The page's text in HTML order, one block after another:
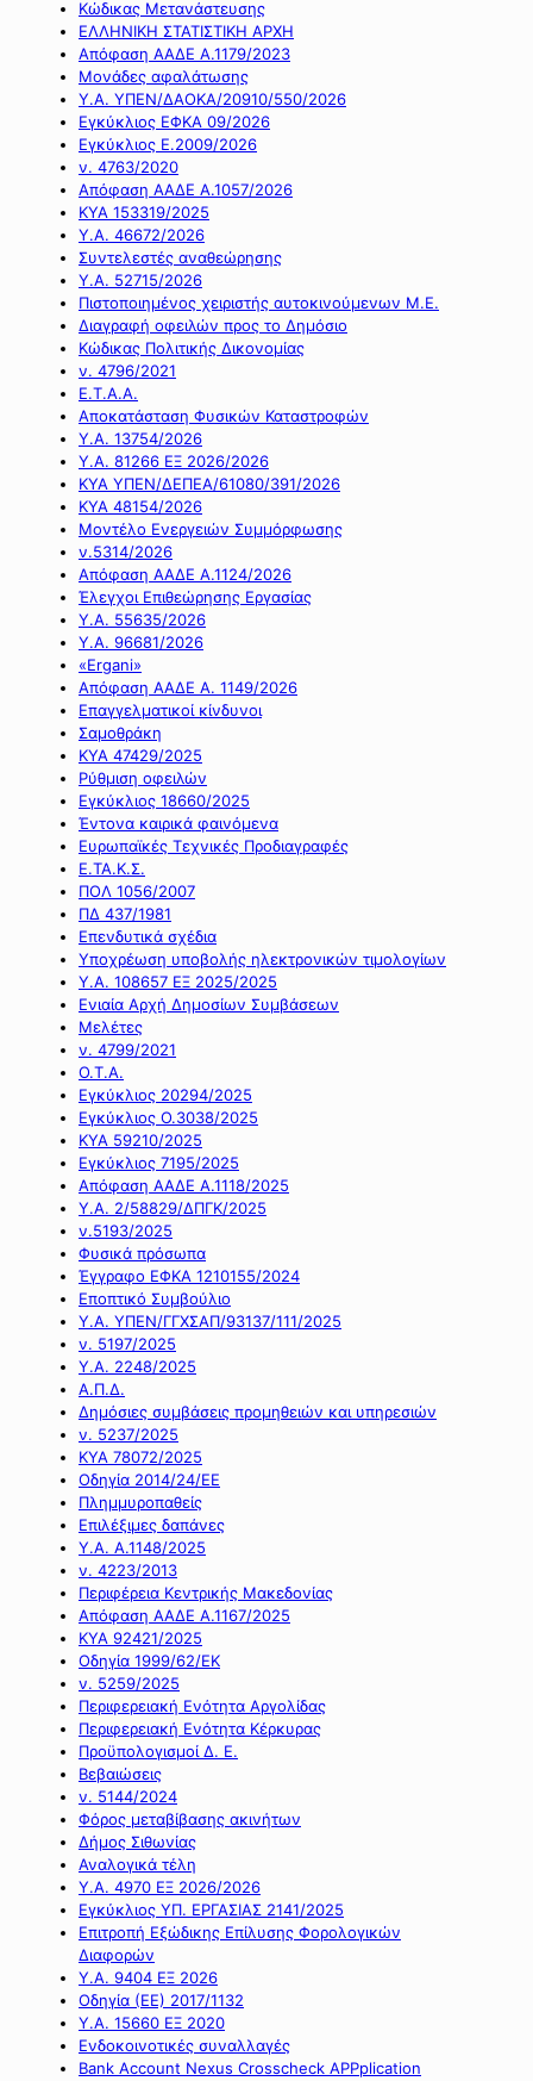
Κώδικας Μετανάστευσης
ΕΛΛΗΝΙΚΗ ΣΤΑΤΙΣΤΙΚΗ ΑΡΧΗ
Απόφαση ΑΑΔΕ Α.1179/2023
Μονάδες αφαλάτωσης
Υ.Α. ΥΠΕΝ/ΔΑΟΚΑ/20910/550/2026
Εγκύκλιος ΕΦΚΑ 09/2026
Εγκύκλιος Ε.2009/2026
ν. 4763/2020
Απόφαση ΑΑΔΕ Α.1057/2026
ΚΥΑ 153319/2025
Υ.Α. 46672/2026
Συντελεστές αναθεώρησης
Υ.Α. 52715/2026
Πιστοποιημένος χειριστής αυτοκινούμενων Μ.Ε.
Διαγραφή οφειλών προς το Δημόσιο
Κώδικας Πολιτικής Δικονομίας
ν. 4796/2021
Ε.Τ.Α.Α.
Αποκατάσταση Φυσικών Καταστροφών
Υ.Α. 13754/2026
Υ.Α. 81266 ΕΞ 2026/2026
ΚΥΑ ΥΠΕΝ/ΔΕΠΕΑ/61080/391/2026
ΚΥΑ 48154/2026
Μοντέλο Ενεργειών Συμμόρφωσης
ν.5314/2026
Απόφαση ΑΑΔΕ Α.1124/2026
Έλεγχοι Επιθεώρησης Εργασίας
Υ.Α. 55635/2026
Υ.Α. 96681/2026
«Ergani»
Απόφαση ΑΑΔΕ Α. 1149/2026
Επαγγελματικοί κίνδυνοι
Σαμοθράκη
ΚΥΑ 47429/2025
Ρύθμιση οφειλών
Εγκύκλιος 18660/2025
Έντονα καιρικά φαινόμενα
Ευρωπαϊκές Τεχνικές Προδιαγραφές
Ε.ΤΑ.Κ.Σ.
ΠΟΛ 1056/2007
ΠΔ 437/1981
Επενδυτικά σχέδια
Υποχρέωση υποβολής ηλεκτρονικών τιμολογίων
Υ.Α. 108657 ΕΞ 2025/2025
Ενιαία Αρχή Δημοσίων Συμβάσεων
Μελέτες
ν. 4799/2021
Ο.Τ.Α.
Εγκύκλιος 20294/2025
Εγκύκλιος Ο.3038/2025
ΚΥΑ 59210/2025
Εγκύκλιος 7195/2025
Απόφαση ΑΑΔΕ Α.1118/2025
Υ.Α. 2/58829/ΔΠΓΚ/2025
ν.5193/2025
Φυσικά πρόσωπα
Έγγραφο ΕΦΚΑ 1210155/2024
Εποπτικό Συμβούλιο
Υ.Α. ΥΠΕΝ/ΓΓΧΣΑΠ/93137/111/2025
ν. 5197/2025
Υ.Α. 2248/2025
Α.Π.Δ.
Δημόσιες συμβάσεις προμηθειών και υπηρεσιών
ν. 5237/2025
ΚΥΑ 78072/2025
Οδηγία 2014/24/ΕΕ
Πλημμυροπαθείς
Επιλέξιμες δαπάνες
Υ.Α. Α.1148/2025
ν. 4223/2013
Περιφέρεια Κεντρικής Μακεδονίας
Απόφαση ΑΑΔΕ Α.1167/2025
ΚΥΑ 92421/2025
Οδηγία 1999/62/ΕΚ
ν. 5259/2025
Περιφερειακή Ενότητα Αργολίδας
Περιφερειακή Ενότητα Κέρκυρας
Προϋπολογισμοί Δ. Ε.
Βεβαιώσεις
ν. 5144/2024
Φόρος μεταβίβασης ακινήτων
Δήμος Σιθωνίας
Αναλογικά τέλη
Υ.Α. 4970 ΕΞ 2026/2026
Εγκύκλιος ΥΠ. ΕΡΓΑΣΙΑΣ 2141/2025
Επιτροπή Εξώδικης Επίλυσης Φορολογικών
Διαφορών
Υ.Α. 9404 ΕΞ 2026
Οδηγία (ΕΕ) 2017/1132
Υ.Α. 15660 ΕΞ 2020
Ενδοκοινοτικές συναλλαγές
Bank Account Nexus Crosscheck APPplication